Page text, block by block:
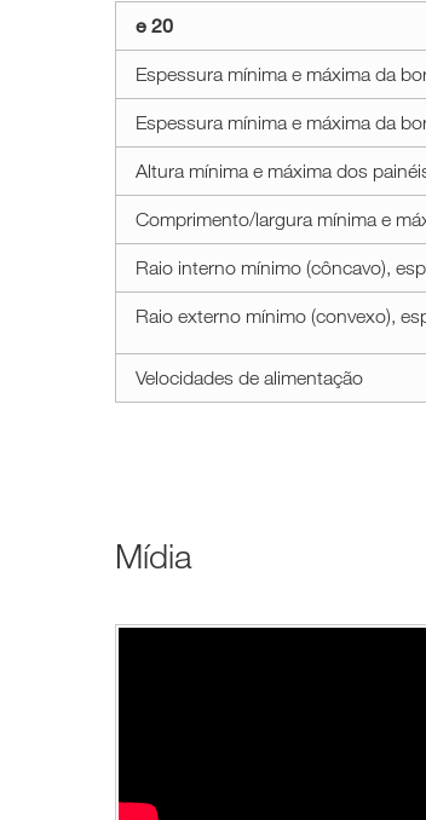
Dados
técnicos
20
e 20
Espessura mínima e máxima da
Espessura mínima e máxima da
Altura mínima e máxima dos
Comprimento/largura mínima e
Raio interno mínimo (côncavo),
Raio externo mínimo (convexo),
Velocidades de alimentação
Mídia